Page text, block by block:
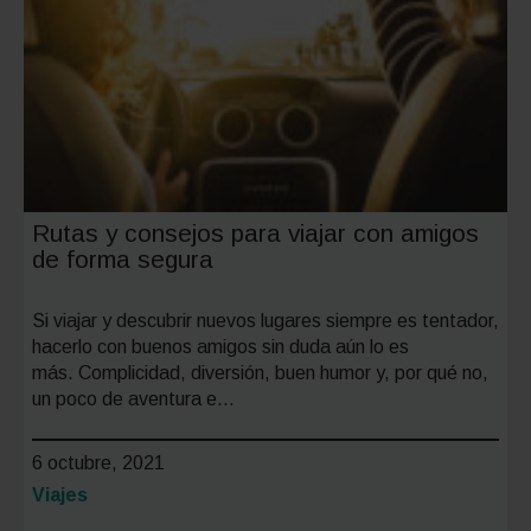
Rutas y consejos para viajar con amigos
de forma segura
Si viajar y descubrir nuevos lugares siempre es tentador,
hacerlo con buenos amigos sin duda aún lo es
más. Complicidad, diversión, buen humor y, por qué no,
un poco de aventura e…
6 octubre, 2021
Categoría:
Viajes